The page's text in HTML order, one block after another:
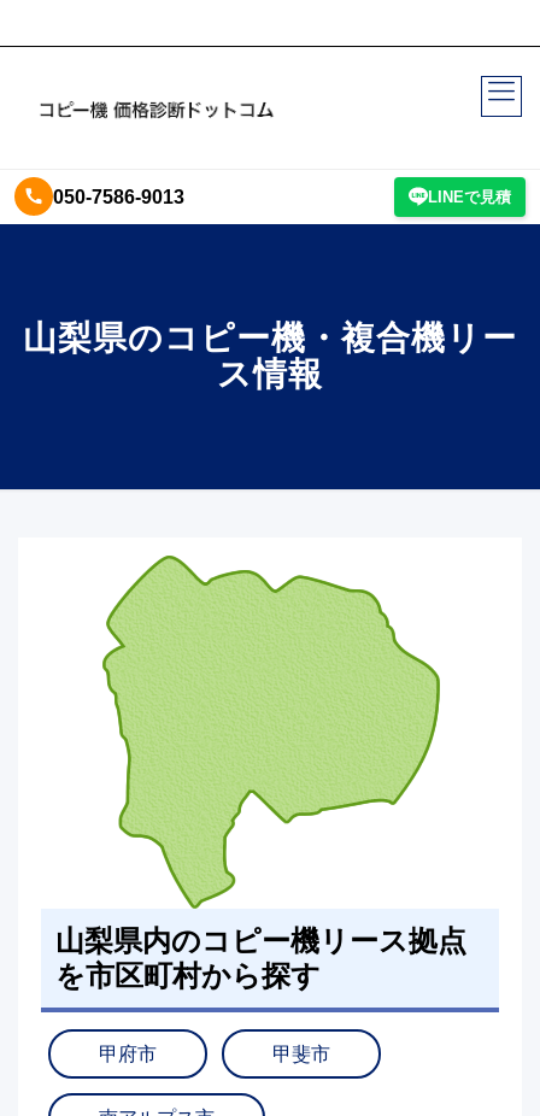
050-7586-9013 LINEで見積
山梨県のコピー機・複合機リー
ス情報
山梨県内のコピー機リース拠点
を市区町村から探す
甲府市 甲斐市